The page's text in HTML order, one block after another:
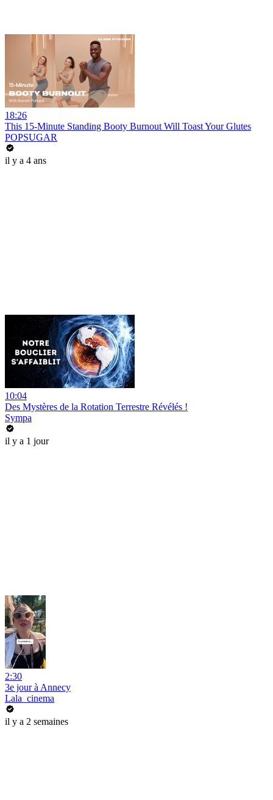
18:26
This 15-Minute Standing Booty Burnout Will Toast Your Glutes
POPSUGAR
il y a 4 ans
10:04
Des Mystères de la Rotation Terrestre Révélés !
Sympa
il y a 1 jour
2:30
3e jour à Annecy
Lala_cinema
il y a 2 semaines